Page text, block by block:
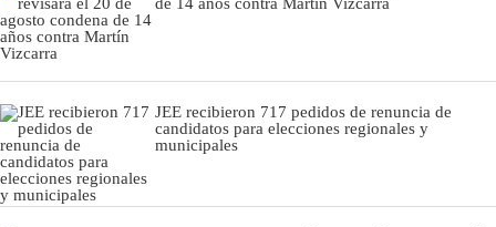
JEE recibieron 717 pedidos de renuncia de
candidatos para elecciones regionales y
municipales